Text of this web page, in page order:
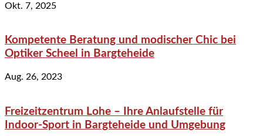
Okt. 7, 2025
Kompetente Beratung und modischer Chic bei
Optiker Scheel in Bargteheide
Aug. 26, 2023
Freizeitzentrum Lohe – Ihre Anlaufstelle für
Indoor-Sport in Bargteheide und Umgebung